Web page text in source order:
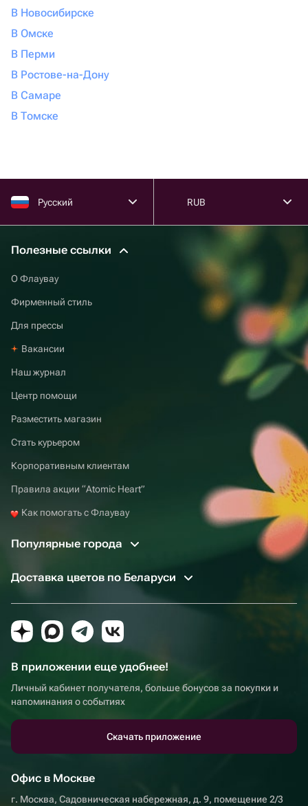
В Новосибирске
В Омске
В Перми
В Ростове-на-Дону
В Самаре
В Томске
Русский RUB
Полезные ссылки
О Флаувау
Фирменный стиль
Для прессы
Вакансии
Наш журнал
Центр помощи
Разместить магазин
Стать курьером
Корпоративным клиентам
Правила акции “Atomic Heart”
Как помогать с Флаувау
Популярные города
Доставка цветов по Беларуси
В приложении еще удобнее!
Личный кабинет получателя, больше бонусов за покупки и
напоминания о событиях
Скачать приложение
Офис в Москве
г. Москва, Садовническая набережная, д. 9, помещение 2/3